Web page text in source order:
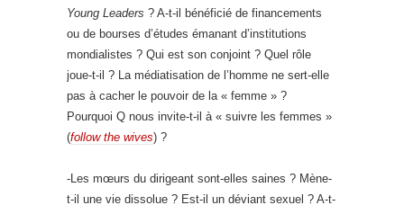
Young Leaders ? A-t-il bénéficié de financements
ou de bourses d’études émanant d’institutions
mondialistes ? Qui est son conjoint ? Quel rôle
joue-t-il ? La médiatisation de l’homme ne sert-elle
pas à cacher le pouvoir de la « femme » ?
Pourquoi Q nous invite-t-il à « suivre les femmes »
(follow the wives) ?
-Les mœurs du dirigeant sont-elles saines ? Mène-
t-il une vie dissolue ? Est-il un déviant sexuel ? A-t-